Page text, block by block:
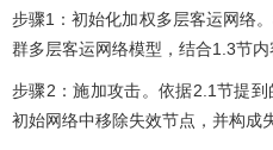
步骤1：初始化加权多层客运网络
群多层客运网络模型，结合1.3节内
步骤2：施加攻击。依据2.1节提
初始网络中移除失效节点，并构成